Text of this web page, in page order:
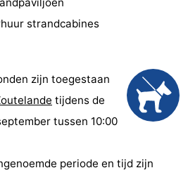
strandcabines
zijn toegestaan
tijdens de
tussen 10:00
periode en tijd zijn